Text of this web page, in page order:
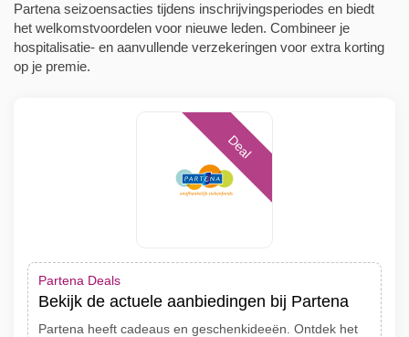
Partena seizoensacties tijdens inschrijvingsperiodes en biedt
het welkomstvoordelen voor nieuwe leden. Combineer je
hospitalisatie- en aanvullende verzekeringen voor extra korting
op je premie.
Deal
Partena Deals
Bekijk de actuele aanbiedingen bij Partena
Partena heeft cadeaus en geschenkideeën. Ontdek het